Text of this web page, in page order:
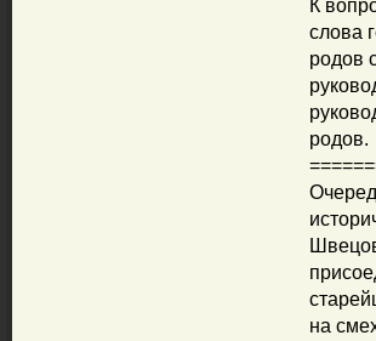
К
слова
родов
родов.
на